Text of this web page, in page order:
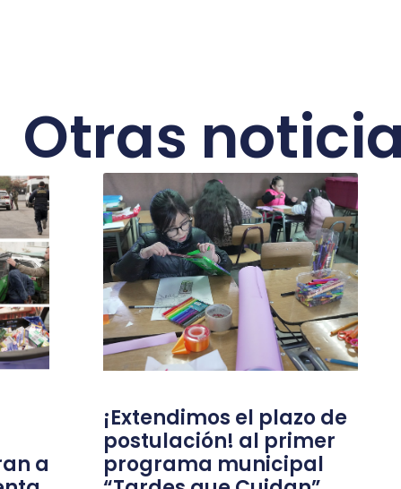
Otras
a
¡Extendimos el plazo de
postulación! al primer
programa municipal